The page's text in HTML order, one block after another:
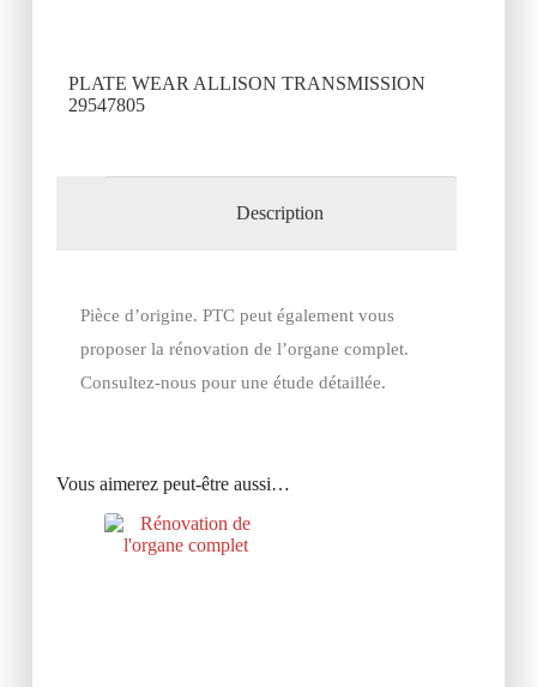
PLATE WEAR ALLISON TRANSMISSION
29547805
Description
Pièce d’origine. PTC peut également vous
proposer la rénovation de l’organe complet.
Consultez-nous pour une étude détaillée.
Vous aimerez peut-être aussi…